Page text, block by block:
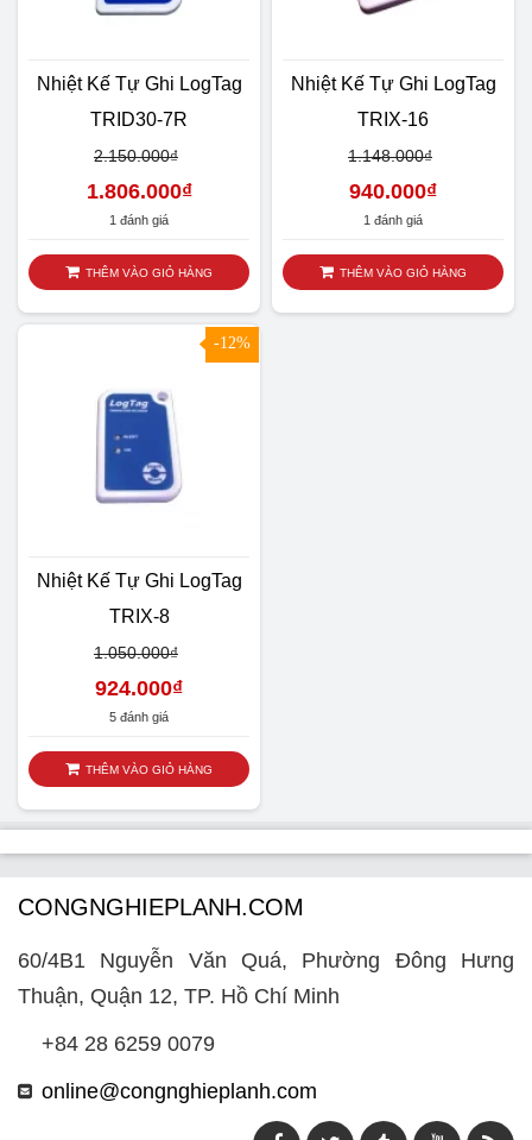
Nhiệt Kế Tự Ghi LogTag
TRID30-7R
2.150.000₫
1.806.000₫
1 đánh giá
THÊM VÀO GIỎ HÀNG
Nhiệt Kế Tự Ghi LogTag
TRIX-16
1.148.000₫
940.000₫
1 đánh giá
THÊM VÀO GIỎ HÀNG
HOT
Nhiệt Kế Tự Ghi LogTag
TRIX-8
1.050.000₫
924.000₫
-12%
5 đánh giá
THÊM VÀO GIỎ HÀNG
CONGNGHIEPLANH.COM
60/4B1 Nguyễn Văn Quá, Phường Đông Hưng
Thuận, Quận 12, TP. Hồ Chí Minh
+84 28 6259 0079
online@congnghieplanh.com